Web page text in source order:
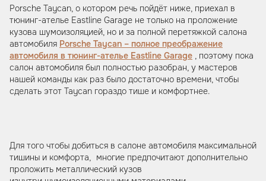
Porsche Taycan, о котором речь пойдёт ниже, приехал в
тюнинг-ателье Eastline Garage не только на проложение
кузова шумоизоляцией, но и за полной перетяжкой салона
автомобиля Porsche Taycan – полное преображение
автомобиля в тюнинг-ателье Eastline Garage , поэтому пока
салон автомобиля был полностью разобран, у мастеров
нашей команды как раз было достаточно времени, чтобы
сделать этот Taycan гораздо тише и комфортнее.
Для того чтобы добиться в салоне автомобиля максимальной
тишины и комфорта, многие предпочитают дополнительно
проложить металлический кузов